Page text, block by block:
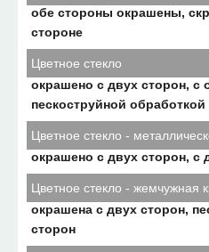
обе стороны окрашены,
стороне
Цветное стекло
окрашено с двух сторон, с
пескоструйной обработкой
Цветное стекло -
окрашено с двух сторон, с
Цветное стекло - жемчужная
окрашена с двух сторон,
сторон